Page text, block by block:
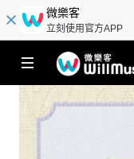
微樂客
立刻使用官方APP